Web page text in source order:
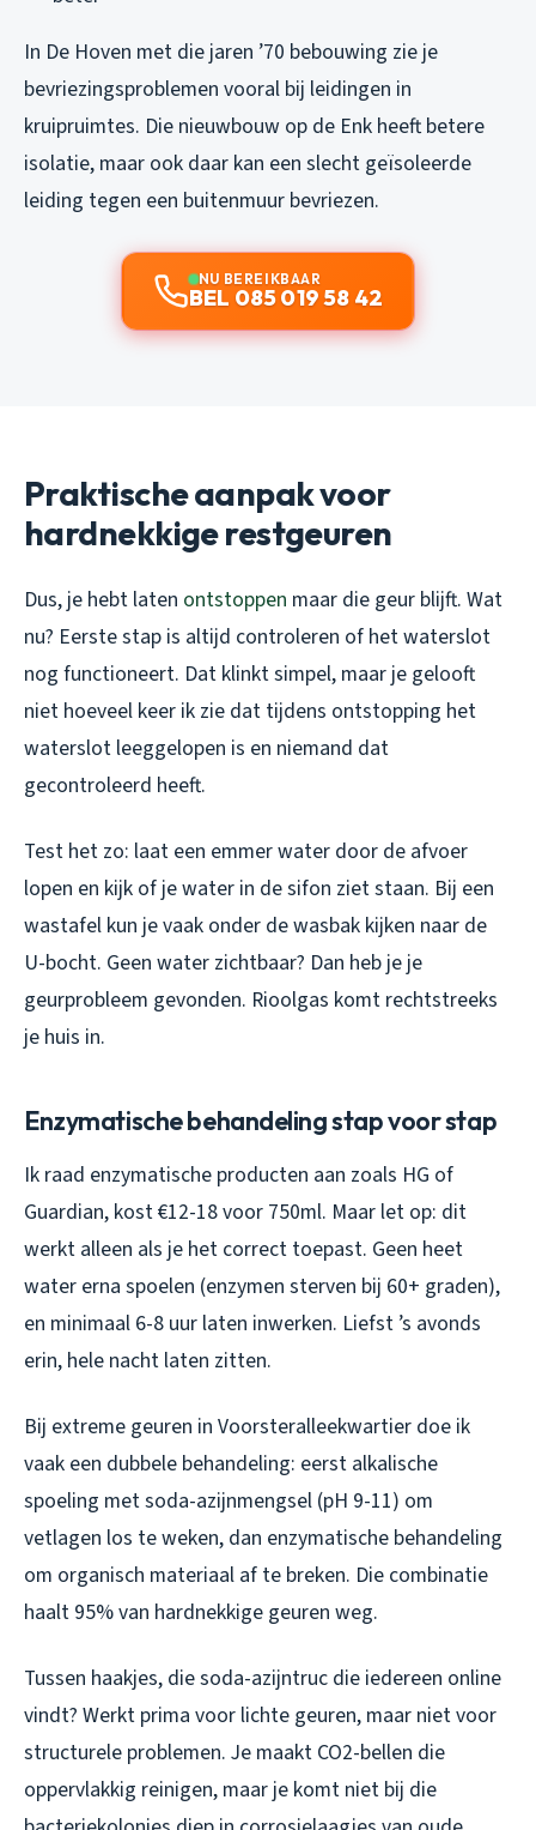
In De Hoven met die jaren ’70 bebouwing zie je
bevriezingsproblemen vooral bij leidingen in
kruipruimtes. Die nieuwbouw op de Enk heeft betere
isolatie, maar ook daar kan een slecht geïsoleerde
leiding tegen een buitenmuur bevriezen.
NU BEREIKBAAR
BEL 085 019 58 42
Praktische aanpak voor
hardnekkige restgeuren
Dus, je hebt laten ontstoppen maar die geur blijft. Wat
nu? Eerste stap is altijd controleren of het waterslot
nog functioneert. Dat klinkt simpel, maar je gelooft
niet hoeveel keer ik zie dat tijdens ontstopping het
waterslot leeggelopen is en niemand dat
gecontroleerd heeft.
Test het zo: laat een emmer water door de afvoer
lopen en kijk of je water in de sifon ziet staan. Bij een
wastafel kun je vaak onder de wasbak kijken naar de
U-bocht. Geen water zichtbaar? Dan heb je je
geurprobleem gevonden. Rioolgas komt rechtstreeks
je huis in.
Enzymatische behandeling stap voor stap
Ik raad enzymatische producten aan zoals HG of
Guardian, kost €12-18 voor 750ml. Maar let op: dit
werkt alleen als je het correct toepast. Geen heet
water erna spoelen (enzymen sterven bij 60+ graden),
en minimaal 6-8 uur laten inwerken. Liefst ’s avonds
erin, hele nacht laten zitten.
Bij extreme geuren in Voorsteralleekwartier doe ik
vaak een dubbele behandeling: eerst alkalische
spoeling met soda-azijnmengsel (pH 9-11) om
vetlagen los te weken, dan enzymatische behandeling
om organisch materiaal af te breken. Die combinatie
haalt 95% van hardnekkige geuren weg.
Tussen haakjes, die soda-azijntruc die iedereen online
vindt? Werkt prima voor lichte geuren, maar niet voor
structurele problemen. Je maakt CO2-bellen die
oppervlakkig reinigen, maar je komt niet bij die